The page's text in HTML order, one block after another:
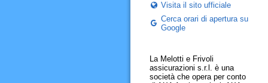
Visita il sito ufficiale
Cerca orari di apertura su
Google
La Melotti e Frivoli
assicurazioni s.r.l. è una
società che opera per conto